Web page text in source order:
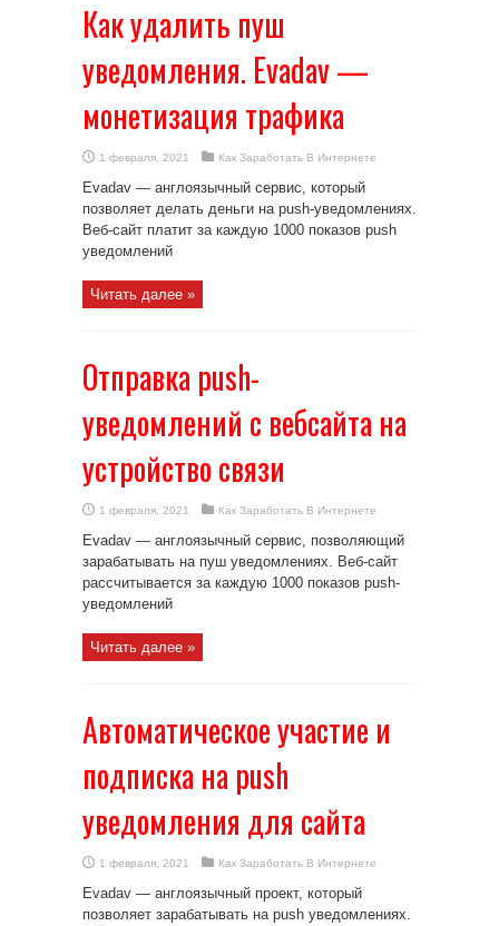
Как удалить пуш
уведомления. Evadav —
монетизация трафика
1 февраля, 2021 Как Заработать В Интернете
Evadav — англоязычный сервис, который
позволяет делать деньги на push-уведомлениях.
Веб-сайт платит за каждую 1000 показов push
уведомлений
Читать далее »
Отправка push-
уведомлений с вебсайта на
устройство связи
1 февраля, 2021 Как Заработать В Интернете
Evadav — англоязычный сервис, позволяющий
зарабатывать на пуш уведомлениях. Веб-сайт
рассчитывается за каждую 1000 показов push-
уведомлений
Читать далее »
Автоматическое участие и
подписка на push
уведомления для сайта
1 февраля, 2021 Как Заработать В Интернете
Evadav — англоязычный проект, который
позволяет зарабатывать на push уведомлениях.